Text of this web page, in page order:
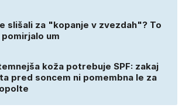
slišali za "kopanje v zvezdah"? To
pomirjalo um
koža potrebuje SPF: zakaj
pred soncem ni pomembna le za